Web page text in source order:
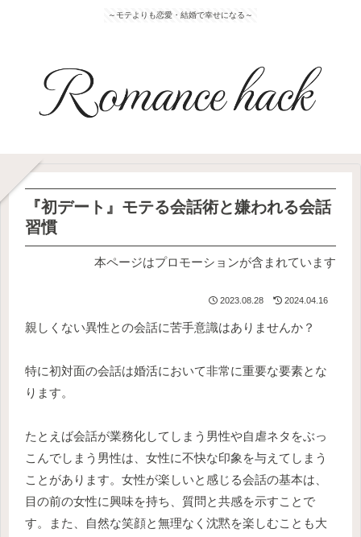
～モテよりも恋愛・結婚で幸せになる～
『初デート』モテる会話術と嫌われる会話
習慣
本ページはプロモーションが含まれています
2023.08.28 2024.04.16
親しくない異性との会話に苦手意識はありませんか？
特に初対面の会話は婚活において非常に重要な要素とな
ります。
たとえば会話が業務化してしまう男性や自虐ネタをぶっ
こんでしまう男性は、女性に不快な印象を与えてしまう
ことがあります。女性が楽しいと感じる会話の基本は、
目の前の女性に興味を持ち、質問と共感を示すことで
す。また、自然な笑顔と無理なく沈黙を楽しむことも大